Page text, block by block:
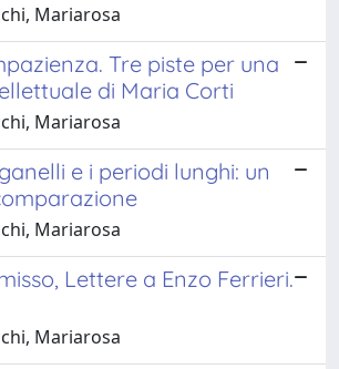
Mariarosa
Tre piste per una
di Maria Corti
Mariarosa
e i periodi lunghi: un
Mariarosa
Lettere a Enzo Ferrieri.
Mariarosa